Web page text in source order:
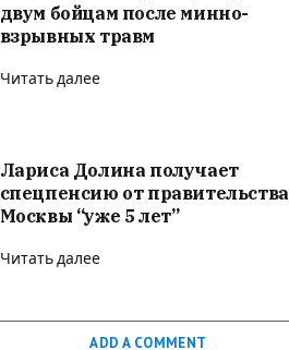
двум бойцам после минно-
взрывных травм
Читать далее
Лариса Долина получает
спецпенсию от правительства
Москвы “уже 5 лет”
Читать далее
ADD A COMMENT